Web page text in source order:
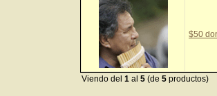
$50
Viendo del 1 al 5 (de 5 productos)